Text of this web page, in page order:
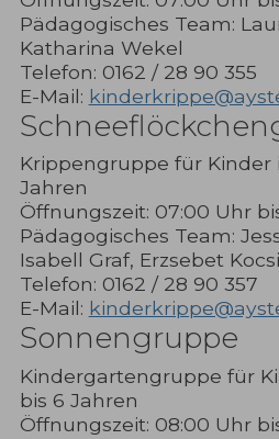
Pädagogisches Team:
Katharina Wekel
Telefon: 0162 / 28 90 355
E-Mail:
Krippengruppe für Kinder
Jahren
Öffnungszeit: 07:00 Uhr
Pädagogisches Team:
Isabell Graf, Erzsebet
Telefon: 0162 / 28 90 357
E-Mail:
Sonnengruppe
Kindergartengruppe für
bis 6 Jahren
Öffnungszeit: 08:00 Uhr